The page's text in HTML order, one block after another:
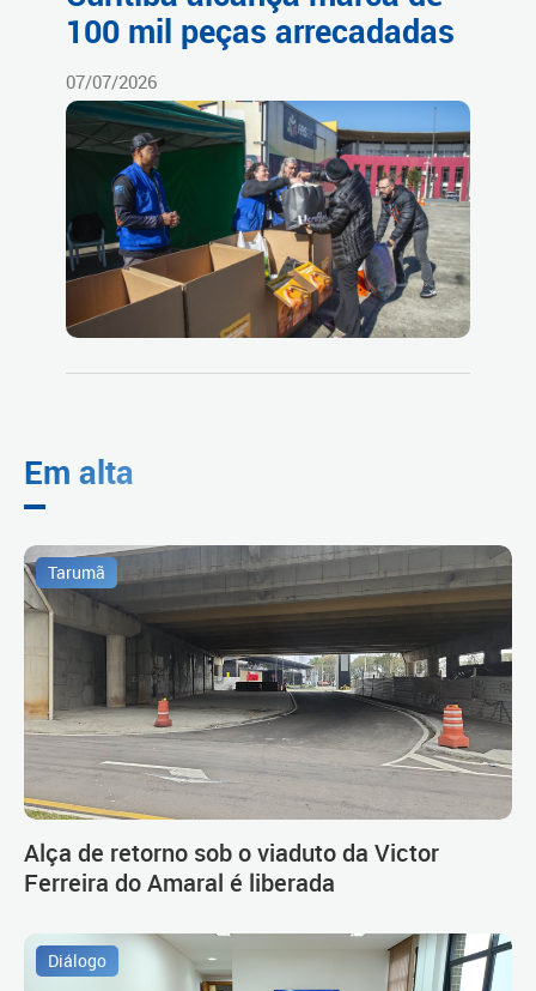
100 mil peças arrecadadas
07/07/2026
Em alta
Tarumã
Alça de retorno sob o viaduto da Victor
Ferreira do Amaral é liberada
Diálogo